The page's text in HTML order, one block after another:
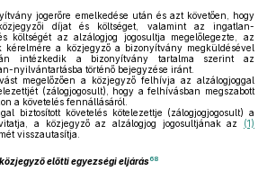
jogerőre emelkedése után és azt követően, hogy
díjat és költséget, valamint az ingatlan-
költségét az alzálogjog jogosultja megelőlegezte, az
kérelmére a közjegyző a bizonyítvány megküldésével
intézkedik a bizonyítvány tartalma szerint az
nyilvántartásba történő bejegyzése iránt.
megelőzően a közjegyző felhívja az alzálogjoggal
(zálogjogosult), hogy a felhívásban megszabott
a követelés fennállásáról.
biztosított követelés kötelezettje (zálogjogjogosult) a
a közjegyző az alzálogjog jogosultjának az (1)
visszautasítja.
előtti egyezségi eljárás68